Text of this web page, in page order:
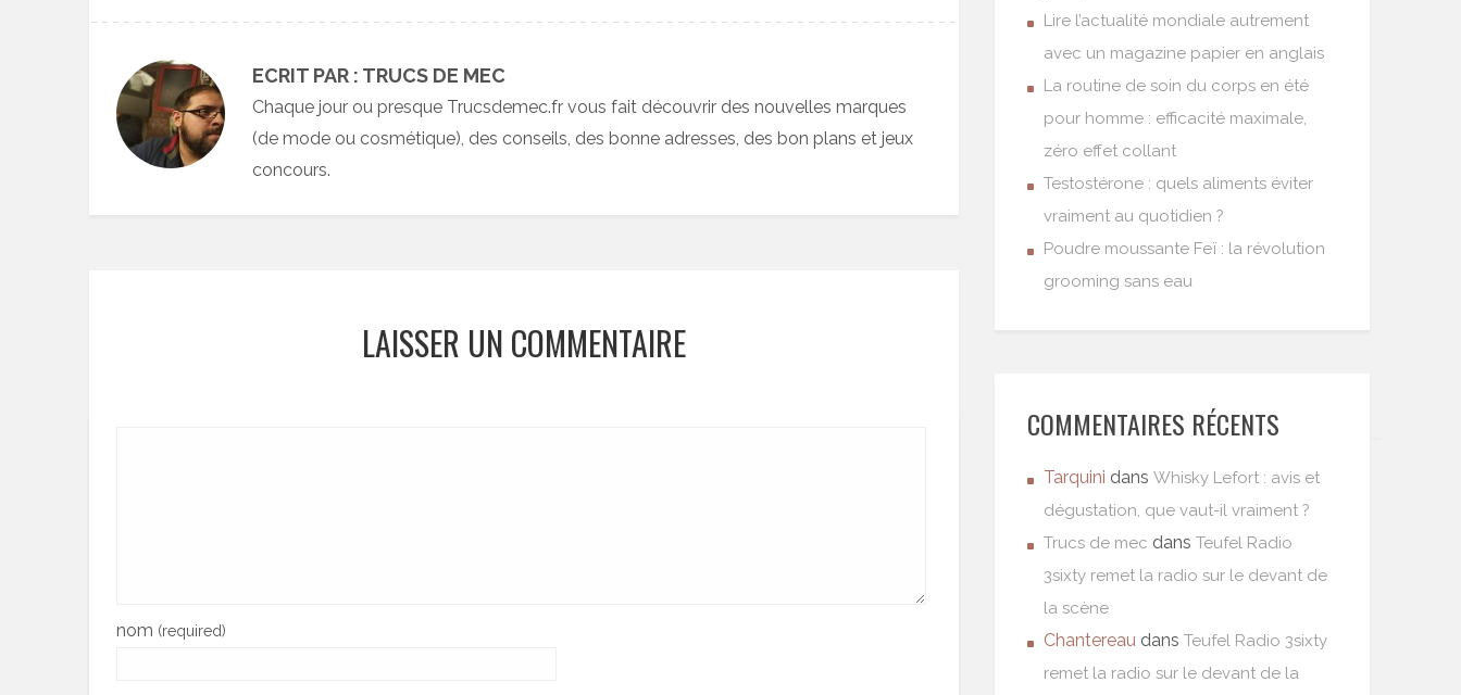
ECRIT PAR : TRUCS DE MEC
Chaque jour ou presque Trucsdemec.fr vous fait découvrir des nouvelles marques
(de mode ou cosmétique), des conseils, des bonne adresses, des bon plans et jeux
concours.
LAISSER UN COMMENTAIRE
nom (required)
Lire l’actualité mondiale autrement
avec un magazine papier en anglais
La routine de soin du corps en été
pour homme : efficacité maximale,
zéro effet collant
Testostérone : quels aliments éviter
vraiment au quotidien ?
Poudre moussante Feï : la révolution
grooming sans eau
COMMENTAIRES RÉCENTS
Tarquini dans Whisky Lefort : avis et
dégustation, que vaut-il vraiment ?
Trucs de mec dans Teufel Radio
3sixty remet la radio sur le devant de
la scène
Chantereau dans Teufel Radio 3sixty
remet la radio sur le devant de la